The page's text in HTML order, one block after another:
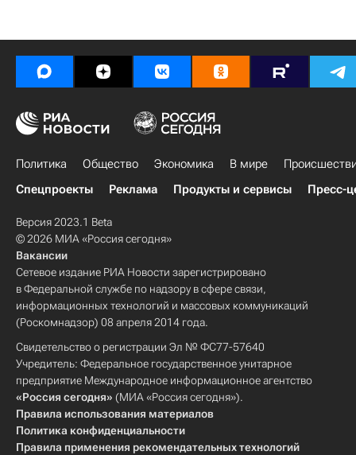
Политика Общество Экономика В мире
Спецпроекты
Реклама Продукты и сервисы Пресс-
Версия 2023.1 Beta
© 2026 МИА «Россия сегодня»
Вакансии
Сетевое издание РИА Новости зарегистрировано
в Федеральной службе по надзору в сфере связи,
информационных технологий и массовых коммуникаций
(Роскомнадзор) 08 апреля 2014 года.
Свидетельство о регистрации Эл № ФС77-57640
Учредитель: Федеральное государственное унитарное
предприятие Международное информационное агентство
«Россия сегодня» (МИА «Россия сегодня»).
Правила использования материалов
Политика конфиденциальности
Правила применения рекомендательных технологий